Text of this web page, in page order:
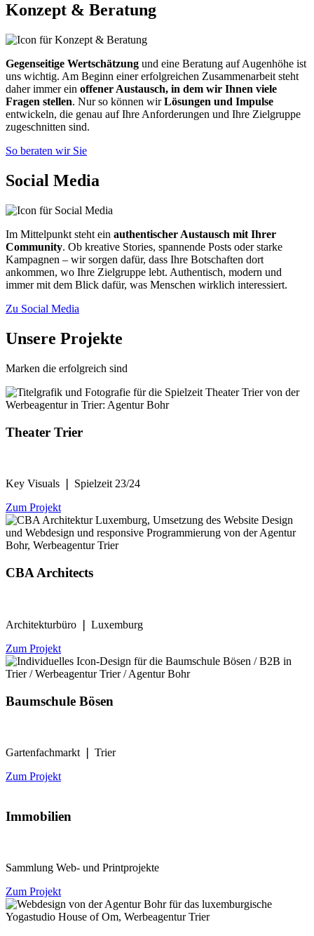
Konzept & Beratung
Gegenseitige Wertschätzung und eine Beratung auf Augenhöhe ist
uns wichtig. Am Beginn einer erfolgreichen Zusammenarbeit steht
daher immer ein offener Austausch, in dem wir Ihnen viele
Fragen stellen. Nur so können wirLösungen und Impulse
entwickeln, die genau auf Ihre Anforderungen und Ihre Zielgruppe
zugeschnitten sind.
So beraten wir Sie
Social Media
Im Mittelpunkt steht ein authentischer Austausch mit Ihrer
Community. Ob kreative Stories, spannende Posts oder starke
Kampagnen – wir sorgen dafür, dass Ihre Botschaften dort
ankommen, wo Ihre Zielgruppe lebt. Authentisch, modern und
immer mit dem Blick dafür, was Menschen wirklich interessiert.
Zu Social Media
Unsere Projekte
Marken die erfolgreich sind
Theater Trier
Key Visuals ❘ Spielzeit 23/24
Zum Projekt
CBA Architects
Architekturbüro ❘ Luxemburg
Zum Projekt
Baumschule Bösen
Gartenfachmarkt ❘ Trier
Zum Projekt
Immobilien
Sammlung Web- und Printprojekte
Zum Projekt